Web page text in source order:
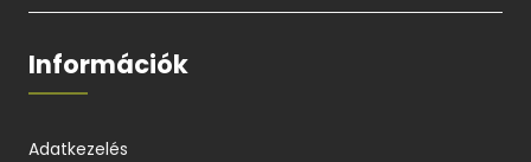
Információk
Adatkezelés